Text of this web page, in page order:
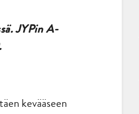
JYPin A-
kevääseen